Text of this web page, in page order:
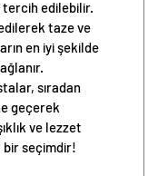
edilebilir.
taze ve
en iyi şekilde
sıradan
geçerek
ve lezzet
bir seçimdir!